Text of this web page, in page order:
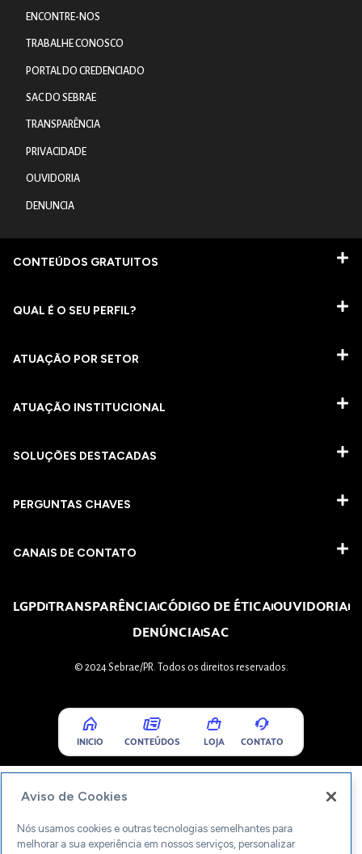
ENCONTRE-NOS
TRABALHE CONOSCO
PORTAL DO CREDENCIADO
SAC DO SEBRAE
TRANSPARÊNCIA
PRIVACIDADE
OUVIDORIA
DENUNCIA
CONTEÚDOS GRATUITOS
QUAL É O SEU PERFIL?
ATUAÇÃO POR SETOR
ATUAÇÃO INSTITUCIONAL
SOLUÇÕES DESTACADAS
PERGUNTAS CHAVES​
CANAIS DE CONTATO
LGPDTRANSPARÊNCIACÓDIGO DE ÉTICAOUVIDORIA
DENÚNCIASAC
© 2024 Sebrae/PR. Todos os direitos reservados.
INICIO CONTEÚDOS LOJA CONTATO
Aviso de Cookies
Nós usamos cookies e outras tecnologias semelhantes para
melhorar a sua experiência em nossos serviços, personalizar